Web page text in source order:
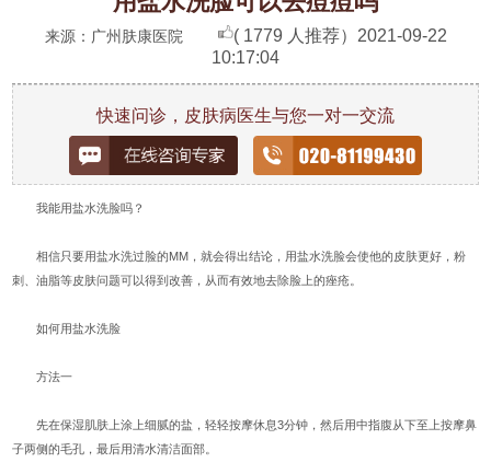
来源：广州肤康医院 ( 1779 人推荐） 2021-09-22
10:17:04
快速问诊，皮肤病医生与您一对一交流
我能用盐水洗脸吗？
相信只要用盐水洗过脸的MM，就会得出结论，用盐水洗脸会使他的皮肤更好，粉
刺、油脂等皮肤问题可以得到改善，从而有效地去除脸上的痤疮。
如何用盐水洗脸
方法一
先在保湿肌肤上涂上细腻的盐，轻轻按摩休息3分钟，然后用中指腹从下至上按摩鼻
子两侧的毛孔，最后用清水清洁面部。